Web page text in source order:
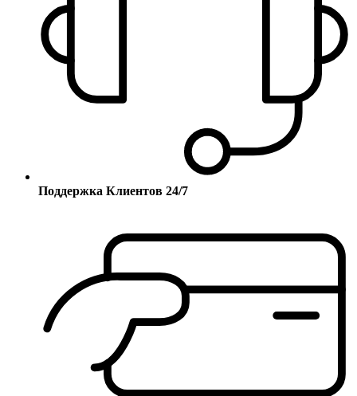
Поддержка Клиентов 24/7